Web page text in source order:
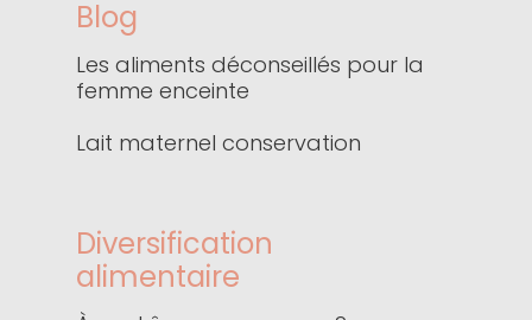
Blog
Les aliments déconseillés pour la
femme enceinte
Lait maternel conservation
Diversification
alimentaire